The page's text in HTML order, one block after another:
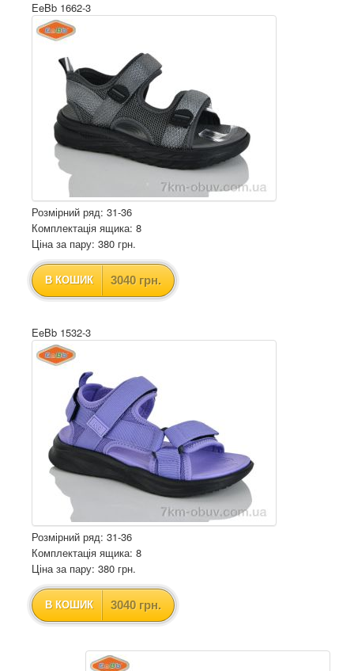
EeBb 1662-3
Розмірний ряд: 31-36
Комплектація ящика: 8
Ціна за пару: 380 грн.
В КОШИК 3040 грн.
EeBb 1532-3
Розмірний ряд: 31-36
Комплектація ящика: 8
Ціна за пару: 380 грн.
В КОШИК 3040 грн.